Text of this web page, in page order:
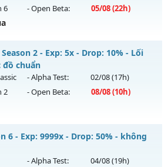
6 - Open Beta: 05/08(22h)
Quà
- Mở máy chủ
2 - Exp: 5x - Drop: 10% - Lối
đồ chuẩn
- Alpha Test: 02/08(17h)
2 - Open Beta: 08/08(10h)
chơi cày cuốc Classic đồ chuẩn
- Mở máy chủ
6 - Exp: 9999x - Drop: 50% - không
- Alpha Test: 04/08(19h)